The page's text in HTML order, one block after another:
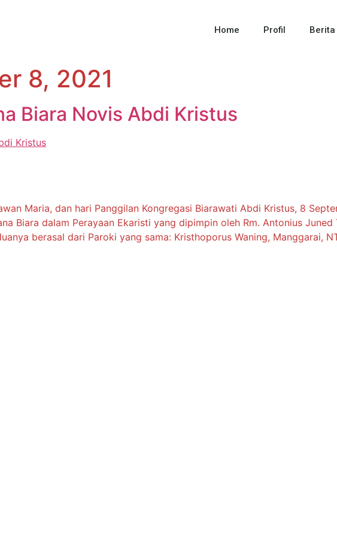
Home Profil Berita
8, 2021
Biara Novis Abdi Kristus
Maria, dan hari Panggilan Kongregasi Biarawati Abdi Kristus, 8
Biara dalam Perayaan Ekaristi yang dipimpin oleh Rm. Antonius
berasal dari Paroki yang sama: Kristhoporus Waning, Manggarai,